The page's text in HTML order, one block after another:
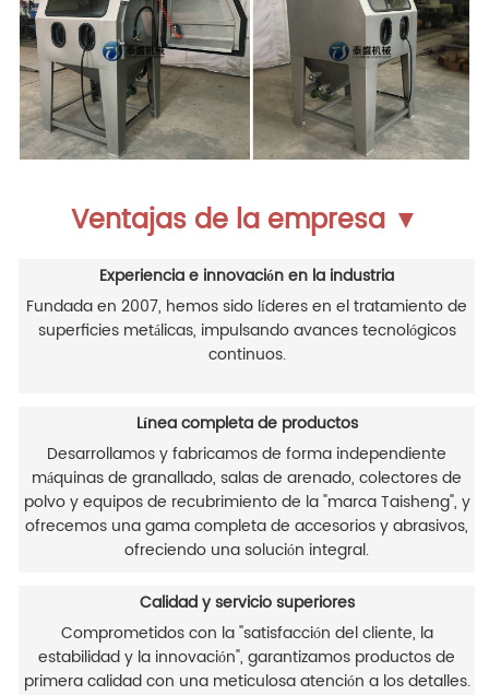
Ventajas de la empresa ▼
Experiencia e innovación en la industria
Fundada en 2007, hemos sido líderes en el tratamiento de
superficies metálicas, impulsando avances tecnológicos
continuos.
Línea completa de productos
Desarrollamos y fabricamos de forma independiente
máquinas de granallado, salas de arenado, colectores de
polvo y equipos de recubrimiento de la "marca Taisheng", y
ofrecemos una gama completa de accesorios y abrasivos,
ofreciendo una solución integral.
Calidad y servicio superiores
Comprometidos con la "satisfacción del cliente, la
estabilidad y la innovación", garantizamos productos de
primera calidad con una meticulosa atención a los detalles.